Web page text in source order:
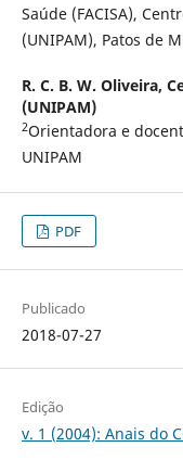
Saúde (FACISA),
(UNIPAM), Patos de
R. C. B. W. Oliveira,
(UNIPAM)
2Orientadora e
UNIPAM
PDF
Publicado
2018-07-27
Edição
v. 1 (2004): Anais do